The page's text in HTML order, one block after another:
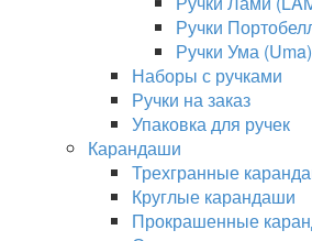
Ручки
Ручки Ума (Uma)
Наборы с ручками
Ручки на заказ
Упаковка для ручек
Карандаши
Трехгранные
Круглые карандаши
Прокрашенные